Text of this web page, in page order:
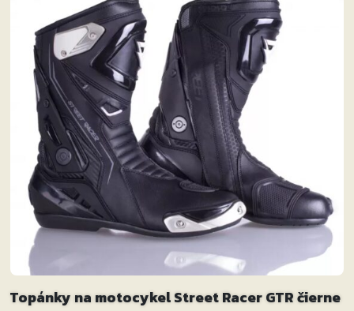
Topánky na motocykel Street Racer GTR čierne